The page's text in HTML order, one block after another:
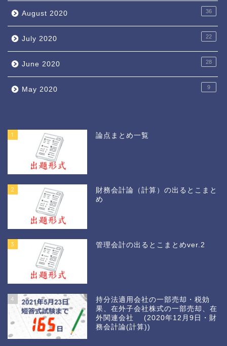
August 2020 36
July 2020 22
June 2020 28
May 2020 9
1 論点まとめ一覧
2
財務会計論（計算）の出るとこまと
め
3 管理会計の出るとこまとめver.2
4
持分法適用会社の一部売却・税効
果、在外子会社株式の一部売却、在
外関連会社 (2020年12月9日・財
務会計論(計算))